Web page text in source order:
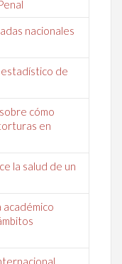
nacionales
de
cómo
en
la salud de un
académico